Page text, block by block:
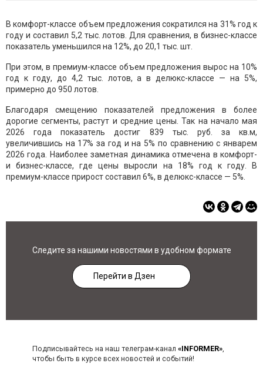
В комфорт-классе объем предложения сократился на 31% год к
году и составил 5,2 тыс. лотов. Для сравнения, в бизнес-классе
показатель уменьшился на 12%, до 20,1 тыс. шт.
При этом, в премиум-классе объем предложения вырос на 10%
год к году, до 4,2 тыс. лотов, а в делюкс-классе — на 5%,
примерно до 950 лотов.
Благодаря смещению показателей предложения в более
дорогие сегменты, растут и средние цены. Так на начало мая
2026 года показатель достиг 839 тыс. руб. за кв.м,
увеличившись на 17% за год и на 5% по сравнению с январем
2026 года. Наиболее заметная динамика отмечена в комфорт-
и бизнес-классе, где цены выросли на 18% год к году. В
премиум-классе прирост составил 6%, в делюкс-классе — 5%.
Следите за нашими новостями в удобном формате
Перейти в Дзен
Подписывайтесь на наш телеграм-канал «INFORMER»,
чтобы быть в курсе всех новостей и событий!